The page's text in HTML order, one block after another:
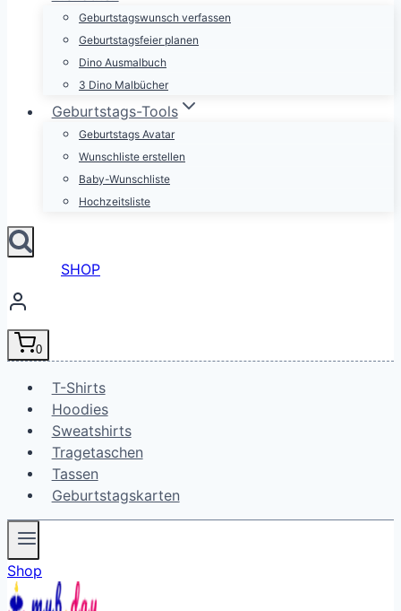
Geburtstagswunsch verfassen
Geburtstagsfeier planen
Dino Ausmalbuch
3 Dino Malbücher
Geburtstags-Tools
Geburtstags Avatar
Wunschliste erstellen
Baby-Wunschliste
Hochzeitsliste
SHOP
0
T-Shirts
Hoodies
Sweatshirts
Tragetaschen
Tassen
Geburtstagskarten
Shop